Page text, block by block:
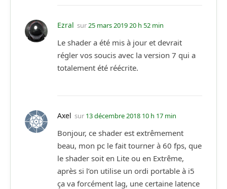
Ezral sur25 mars 2019 20 h 52 min
Le shader a été mis à jour et devrait
régler vos soucis avec la version 7 qui a
totalement été réécrite.
Axel sur 13 décembre 2018 10 h 17 min
Bonjour, ce shader est extrêmement
beau, mon pc le fait tourner à 60 fps, que
le shader soit en Lite ou en Extrême,
après si l’on utilise un ordi portable à i5
ça va forcément lag, une certaine latence